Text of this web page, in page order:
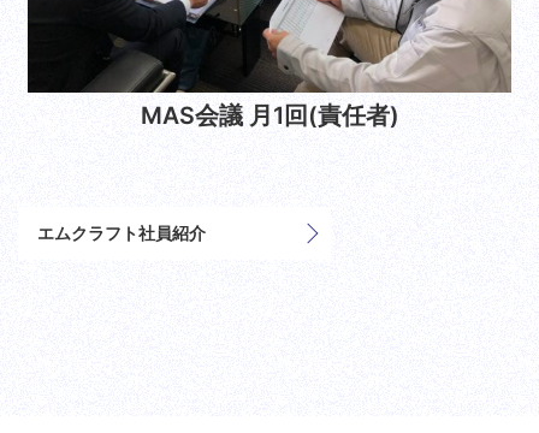
MAS会議 月1回(責任者)
エムクラフト社員紹介